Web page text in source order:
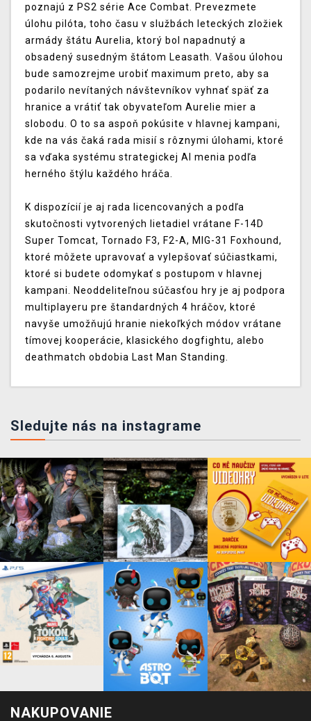
poznajú z PS2 série Ace Combat. Prevezmete
úlohu pilóta, toho času v službách leteckých zložiek
armády štátu Aurelia, ktorý bol napadnutý a
obsadený susedným štátom Leasath. Vašou úlohou
bude samozrejme urobiť maximum preto, aby sa
podarilo nevítaných návštevníkov vyhnať späť za
hranice a vrátiť tak obyvateľom Aurelie mier a
slobodu. O to sa aspoň pokúsite v hlavnej kampani,
kde na vás čaká rada misií s rôznymi úlohami, ktoré
sa vďaka systému strategickej AI menia podľa
herného štýlu každého hráča.
K dispozícií je aj rada licencovaných a podľa
skutočnosti vytvorených lietadiel vrátane F-14D
Super Tomcat, Tornado F3, F2-A, MIG-31 Foxhound,
ktoré môžete upravovať a vylepšovať súčiastkami,
ktoré si budete odomykať s postupom v hlavnej
kampani. Neoddeliteľnou súčasťou hry je aj podpora
multiplayeru pre štandardných 4 hráčov, ktoré
navyše umožňujú hranie niekoľkých módov vrátane
tímovej kooperácie, klasického dogfightu, alebo
deathmatch obdobia Last Man Standing.
Sledujte nás na instagrame
NAKUPOVANIE